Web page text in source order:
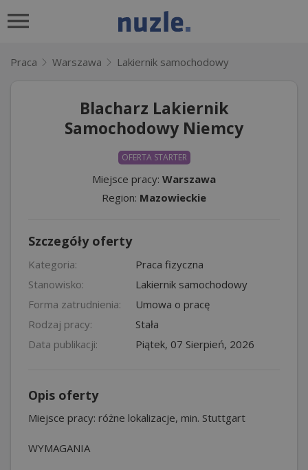
Praca Warszawa Lakiernik samochodowy
Blacharz Lakiernik
Samochodowy Niemcy
OFERTA STARTER
Miejsce pracy: Warszawa
Region: Mazowieckie
Szczegóły oferty
Kategoria:
Praca fizyczna
Stanowisko:
Lakiernik samochodowy
Forma zatrudnienia:
Umowa o pracę
Rodzaj pracy:
Stała
Data publikacji:
Piątek, 07 Sierpień, 2026
Opis oferty
Miejsce pracy: różne lokalizacje, min. Stuttgart
WYMAGANIA